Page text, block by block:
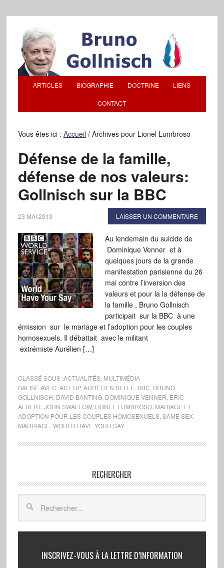
ARTICLES BIOGRAPHIE DOCTRINE LIENS
CONTACT
Vous êtes ici : Accueil /Archives pour Lionel Lumbroso
Défense de la famille,
défense de nos valeurs:
Gollnisch sur la BBC
23 MAI 2013 LAISSER UN COMMENTAIRE
Au lendemain du suicide de
Dominique Venner et à
quelques jours de la grande
manifestation parisienne du 26
mai contre l’inversion des
valeurs et pour la la défense de
la famille , Bruno Gollnisch
participait sur la BBC à une
émission sur le mariage et l’adoption pour les couples
homosexuels. Il débattait avec le militant
extrémiste Aurélien […]
CLASSÉ SOUS :ACTUALITÉS, MULTIMÉDIA
BALISÉ AVEC :ACT UP, AURÉLIEN SELLE BBC BRUNO
GOLLNISCH DAVID BANTING, DOMINIQUE VENNER ERIC
ALBERT, JOHN SWALLOW, LIONEL LUMBROSO, MARIAGE ET
ADOPTION POUR LES COUPLES HOMOSEXUELS, SAME SEX
MARRIAGE WORLD HAVE YOUR SAY
RECHERCHER
INSCRIVEZ-VOUS À LA LETTRE D’INFORMATION